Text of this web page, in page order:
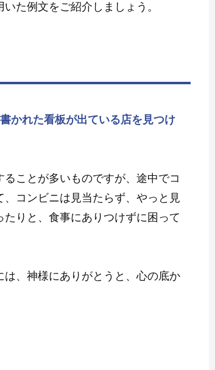
た例文をご紹介しましょう。
かれた看板が出ている店を見つけ
ことが多いものですが、途中でコ
コンビニは見当たらず、やっと見
りと、食事にありつけずに困って
、神様にありがとうと、心の底か